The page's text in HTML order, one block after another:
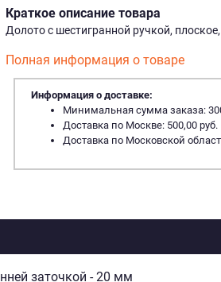
Краткое описание товара
Долото с шестигранной ручкой,
Полная информация о товаре
Информация о доставке:
Минимальная сумма заказа:
Доставка по Москве: 500,00
Доставка по Московской
заточкой - 20 мм